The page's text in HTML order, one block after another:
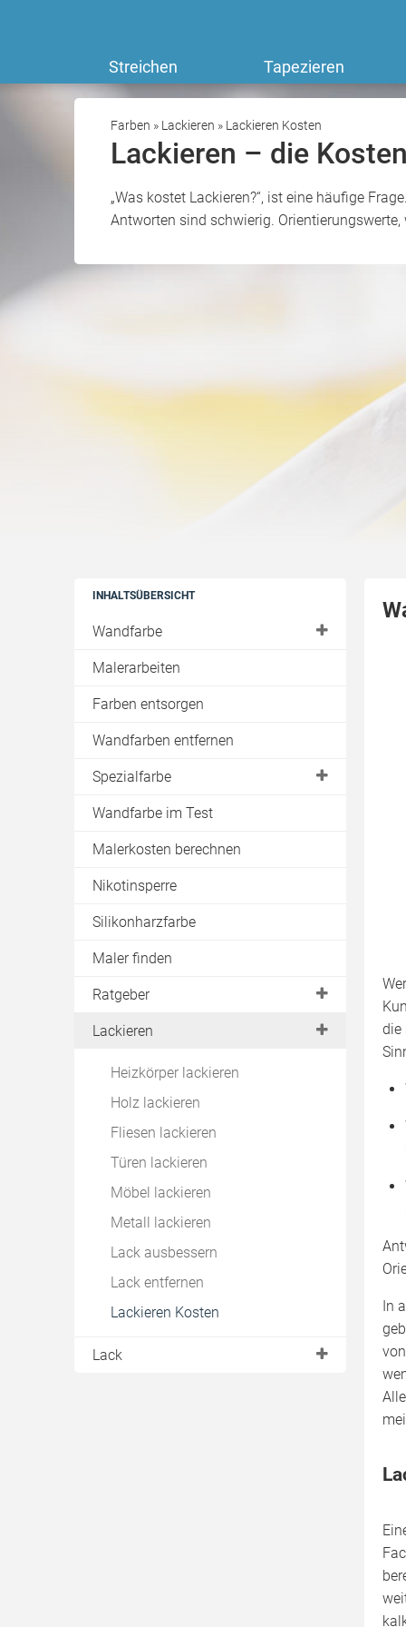
Streichen Tapezieren
Farben » Lackieren » Lackieren Kosten
Lackieren – die
„Was kostet Lackieren?“, ist eine häufige
Antworten sind schwierig.
INHALTSÜBERSICHT
Wandfarbe
Abtönfarben
Acrylfarben
Effektfarbe
Holzfarbe
Isolierfarbe
Leimfarbe
Leinölfarbe
Silikatfarbe
Strukturfarbe
Zementfarbe
Malerarbeiten
Farben entsorgen
Wandfarben entfernen
Spezialfarbe
Antischimmelfarbe
Brandschutzfarbe
Fliesenfarbe
Leuchtfarbe
Magnetfarbe
Naturfarben
Wandfarbe im Test
Malerkosten berechnen
Nikotinsperre
Silikonharzfarbe
Maler finden
Ratgeber
Farben mischen
Lackieren
Heizkörper lackieren
Holz lackieren
Fliesen lackieren
Türen lackieren
Möbel lackieren
Metall lackieren
Lack ausbessern
Lack entfernen
Lackieren Kosten
Lack
die
In